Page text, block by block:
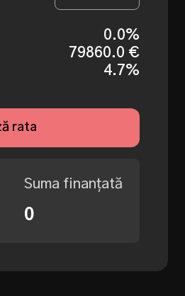
0.0%
79860.0 €
4.7%
rata
Suma finanțată
0